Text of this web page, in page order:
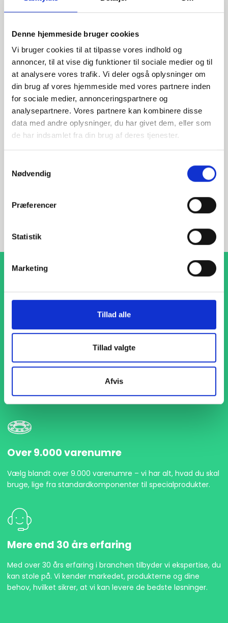
Denne hjemmeside bruger cookies
Vi bruger cookies til at tilpasse vores indhold og
annoncer, til at vise dig funktioner til sociale medier og til
at analysere vores trafik. Vi deler også oplysninger om
din brug af vores hjemmeside med vores partnere inden
for sociale medier, annonceringspartnere og
analysepartnere. Vores partnere kan kombinere disse
data med andre oplysninger, du har givet dem, eller som
de har indsamlet fra din brug af deres tjenester.
Nødvendig
Præferencer
Statistik
Marketing
Tillad alle
Tillad valgte
Afvis
Har du spørgsmål?
Vi står klar til at hjælpe med spørgsmål om produkter,
service eller andet. Kontakt os for professionel rådgivning
og sparring.
1-4 dages levering
Med hurtig levering på kun 1-4 dage sikrer vi, at dine
projekter aldrig bliver forsinket. Vi står klar til at levere
præcist og til tiden, så du kan holde dit produktionsflow
kørende uden afbrydelser.
Over 9.000 varenumre
Vælg blandt over 9.000 varenumre – vi har alt, hvad du skal
bruge, lige fra standardkomponenter til specialprodukter.
Mere end 30 års erfaring
Med over 30 års erfaring i branchen tilbyder vi ekspertise, du
kan stole på. Vi kender markedet, produkterne og dine
behov, hvilket sikrer, at vi kan levere de bedste løsninger.